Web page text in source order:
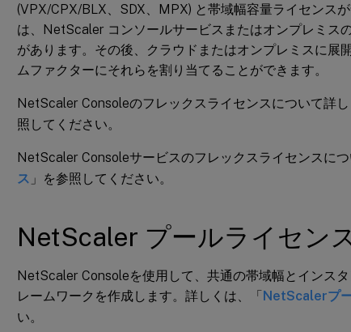
(VPX/CPX/BLX、SDX、MPX) と帯域幅容量ライセンス
は、NetScaler コンソールサービスまたはオンプレミス
があります。その後、クラウドまたはオンプレミスに
ムファクターにそれらを割り当てることができます。
NetScaler Consoleのフレックスライセンスについて詳
照してください。
NetScaler Consoleサービスのフレックスライセンスに
ス 」を参照してください。
NetScaler プールライセン
NetScaler Consoleを使用して、共通の帯域幅とインス
レームワークを作成します。詳しくは、「NetScalerプ
い。